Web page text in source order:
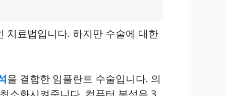
치료법입니다. 하지만 수술에 대한
을 결합한 임플란트 수술입니다. 의